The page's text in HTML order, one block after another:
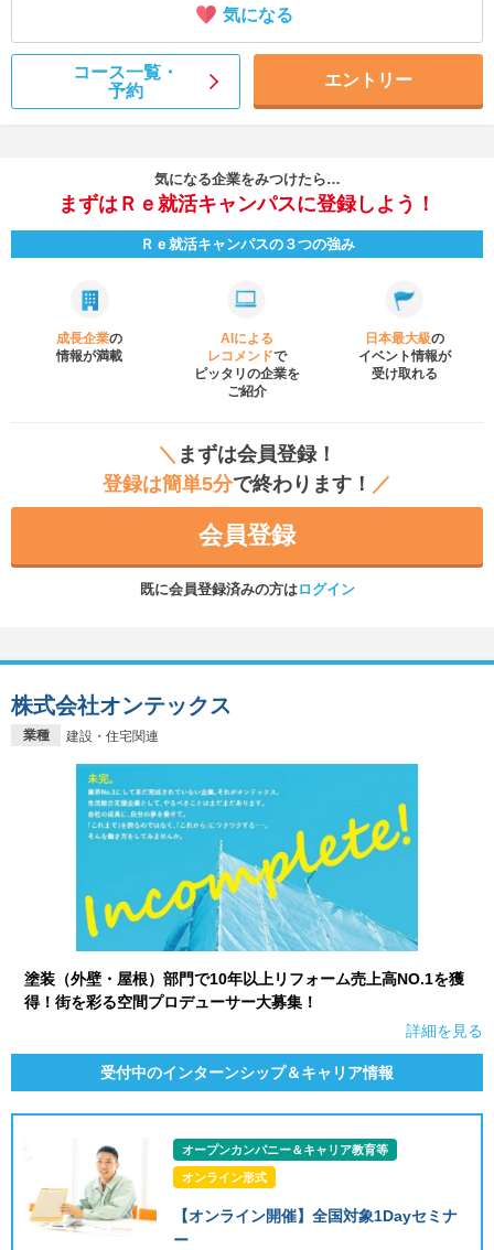
気になる
コース一覧・
予約
エントリー
気になる企業をみつけたら…
まずはＲｅ就活キャンパスに登録しよう！
Ｒｅ就活キャンパスの３つの強み
成長企業の
情報が満載
AIによる
レコメンドで
ピッタリの企業を
ご紹介
日本最大級の
イベント情報が
受け取れる
＼ まずは会員登録！
登録は簡単5分で終わります！ ／
会員登録
既に会員登録済みの方はログイン
業種 建設・住宅関連
株式会社オンテックス
塗装（外壁・屋根）部門で10年以上リフォーム売上高NO.1を獲
得！街を彩る空間プロデューサー大募集！
詳細を見る
受付中のインターンシップ＆キャリア情報
オープンカンパニー＆キャリア教育等
オンライン形式
【オンライン開催】全国対象1Dayセミナ
ー